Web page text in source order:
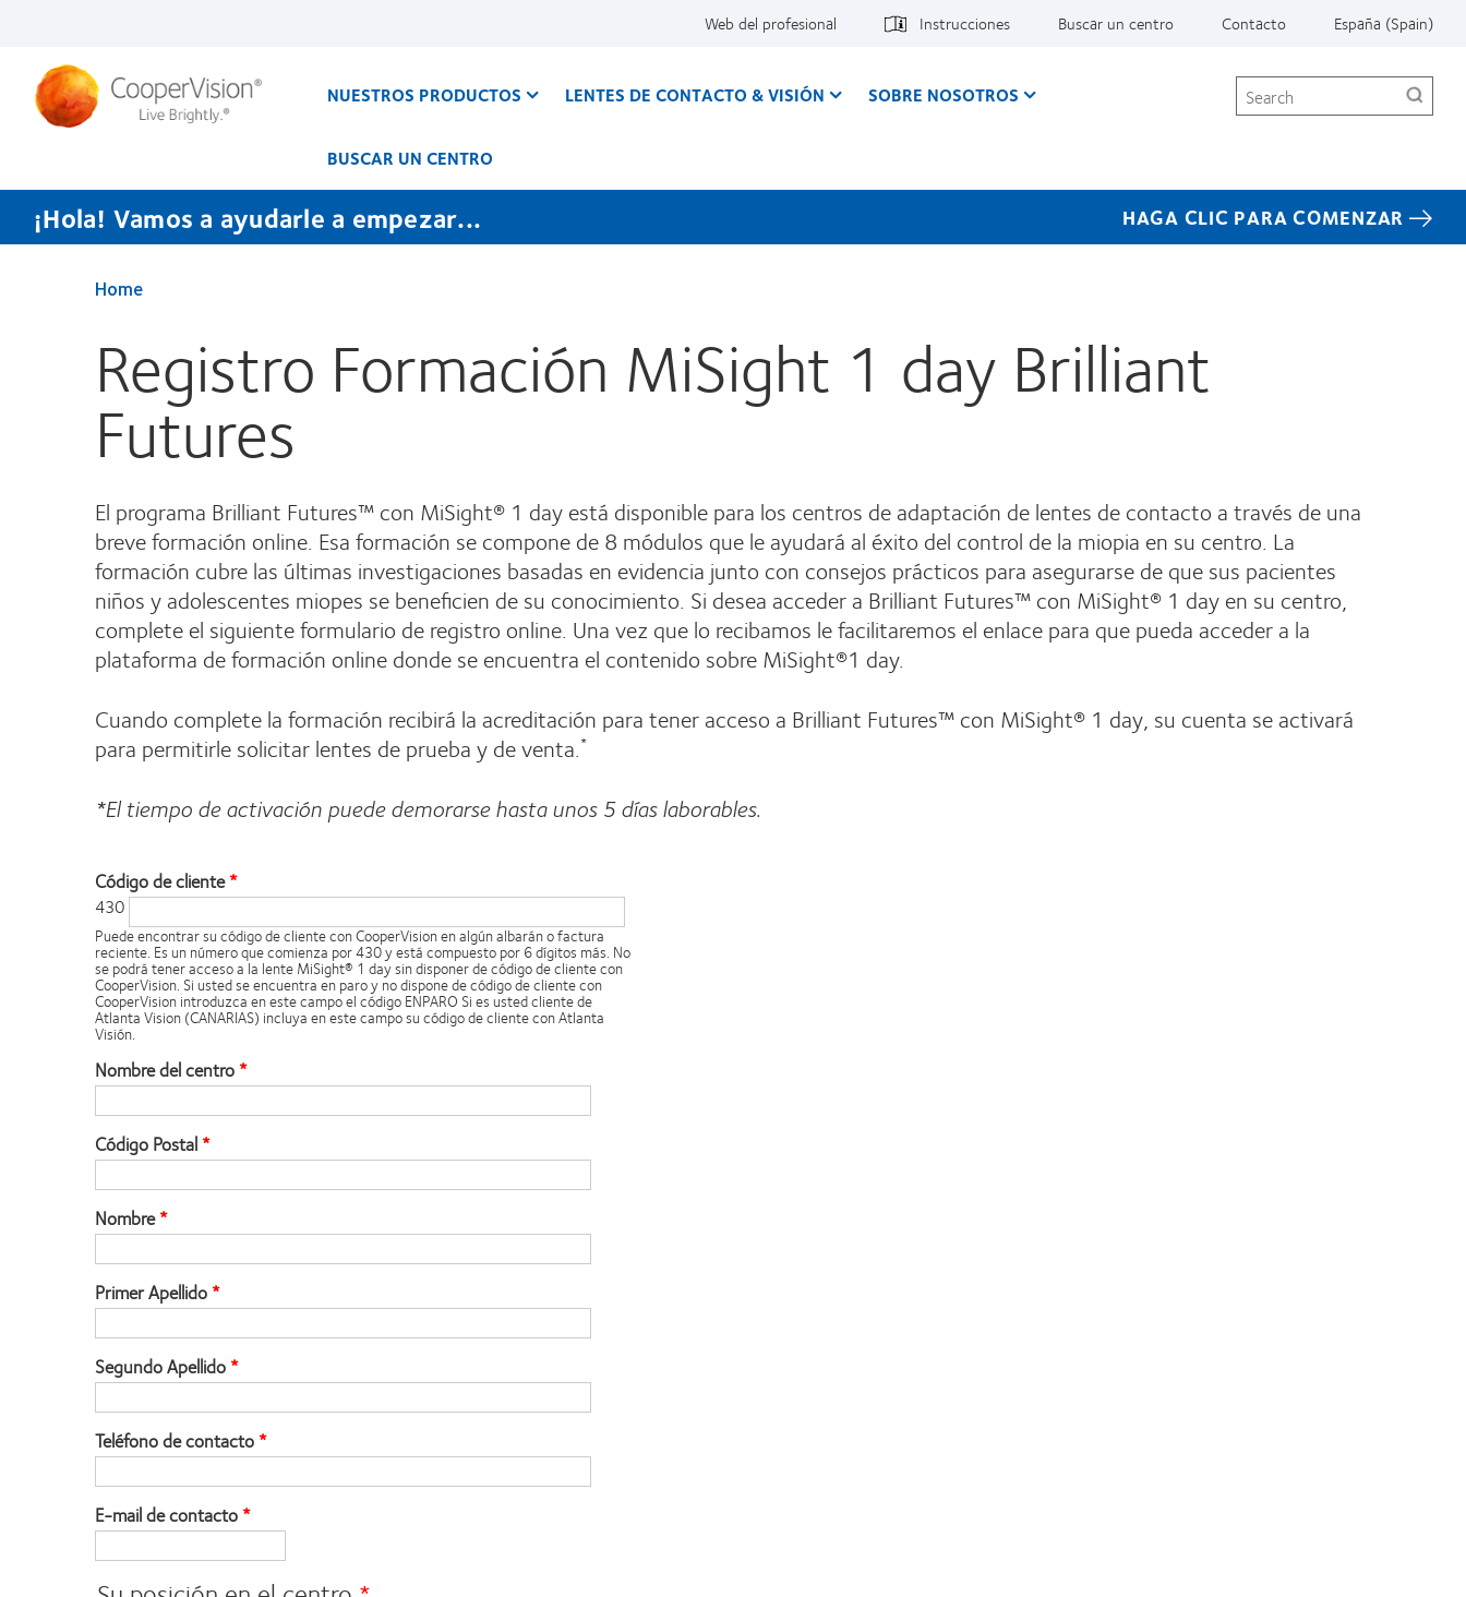
principal
Web del profesional Instrucciones Buscar un centro Contacto España (Spain)
NUESTROS PRODUCTOS LENTES DE CONTACTO & VISIÓN SOBRE NOSOTROS
BUSCAR UN CENTRO
Search
¡Hola! Vamos a ayudarle a empezar... HAGA CLIC PARA COMENZAR
Home
Registro Formación MiSight 1 day Brilliant
Futures
El programa Brilliant Futures™ con MiSight® 1 day está disponible para los centros de adaptación de lentes de contacto a través de una
breve formación online. Esa formación se compone de 8 módulos que le ayudará al éxito del control de la miopia en su centro. La
formación cubre las últimas investigaciones basadas en evidencia junto con consejos prácticos para asegurarse de que sus pacientes
niños y adolescentes miopes se beneficien de su conocimiento. Si desea acceder a Brilliant Futures™ con MiSight® 1 day en su centro,
complete el siguiente formulario de registro online. Una vez que lo recibamos le facilitaremos el enlace para que pueda acceder a la
plataforma de formación online donde se encuentra el contenido sobre MiSight®1 day.
Cuando complete la formación recibirá la acreditación para tener acceso a Brilliant Futures™ con MiSight® 1 day, su cuenta se activará
para permitirle solicitar lentes de prueba y de venta.*
*El tiempo de activación puede demorarse hasta unos 5 días laborables.
Código de cliente
430
Puede encontrar su código de cliente con CooperVision en algún albarán o factura
reciente. Es un número que comienza por 430 y está compuesto por 6 dígitos más. No
se podrá tener acceso a la lente MiSight® 1 day sin disponer de código de cliente con
CooperVision. Si usted se encuentra en paro y no dispone de código de cliente con
CooperVision introduzca en este campo el código ENPARO Si es usted cliente de
Atlanta Vision (CANARIAS) incluya en este campo su código de cliente con Atlanta
Visión.
Nombre del centro
Código Postal
Nombre
Primer Apellido
Segundo Apellido
Teléfono de contacto
E-mail de contacto